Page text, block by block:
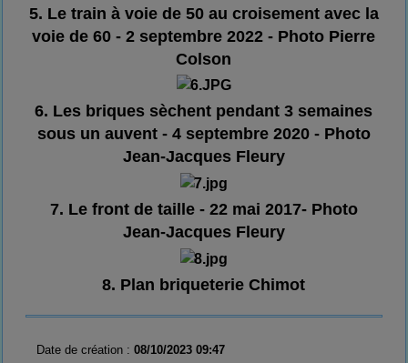
5. Le train à voie de 50 au croisement avec la
voie de 60 - 2 septembre 2022 - Photo Pierre
Colson
6. Les briques sèchent pendant 3 semaines
sous un auvent - 4 septembre 2020 - Photo
Jean-Jacques Fleury
7. Le front de taille - 22 mai 2017- Photo
Jean-Jacques Fleury
8. Plan briqueterie Chimot
Date de création :08/10/2023 09:47